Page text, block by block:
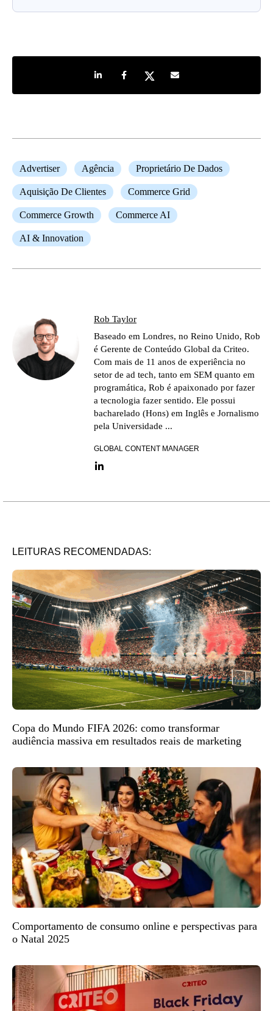
Share on LinkedIn
Share on Facebook
Share on TwitterShare by e-mail
Advertiser Agência Proprietário De Dados
Aquisição De Clientes Commerce Grid
Commerce Growth Commerce AI
AI & Innovation
Rob Taylor
Baseado em Londres, no Reino Unido, Rob
é Gerente de Conteúdo Global da Criteo.
Com mais de 11 anos de experiência no
setor de ad tech, tanto em SEM quanto em
programática, Rob é apaixonado por fazer
a tecnologia fazer sentido. Ele possui
bacharelado (Hons) em Inglês e Jornalismo
pela Universidade ...
GLOBAL CONTENT MANAGER
LinkedIn link
LEITURAS RECOMENDADAS:
Copa do Mundo FIFA 2026: como transformar
audiência massiva em resultados reais de marketing
Comportamento de consumo online e perspectivas para
o Natal 2025